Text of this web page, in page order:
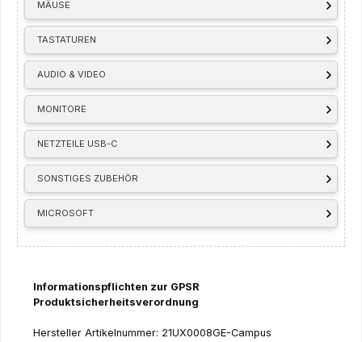
MÄUSE
TASTATUREN
AUDIO & VIDEO
MONITORE
NETZTEILE USB-C
SONSTIGES ZUBEHÖR
MICROSOFT
Informationspflichten zur GPSR
Produktsicherheitsverordnung
Hersteller Artikelnummer: 21UX0008GE-Campus